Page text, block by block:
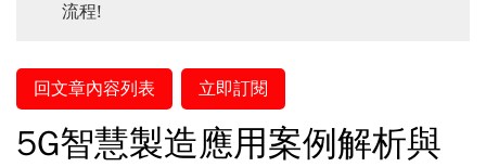
流程!
回文章內容列表 立即訂閱
5G智慧製造應用案例解析與